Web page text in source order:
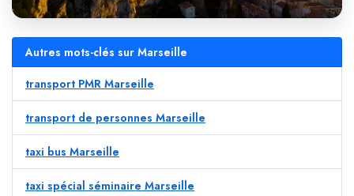
Autres mots-clés sur Marseille
transport PMR Marseille
transport de personnes Marseille
taxi bus Marseille
taxi spécial séminaire Marseille